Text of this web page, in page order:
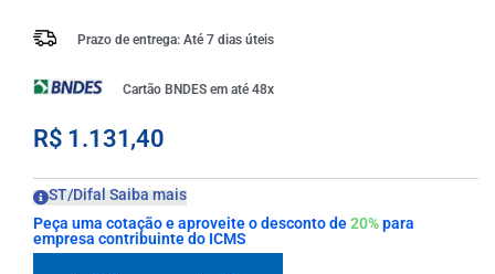
Prazo de entrega: Até 7 dias úteis
Cartão BNDES em até 48x
R$ 1.131,40
ST/Difal Saiba mais
Peça uma cotação e aproveite o desconto de20%para
empresa contribuinte do ICMS